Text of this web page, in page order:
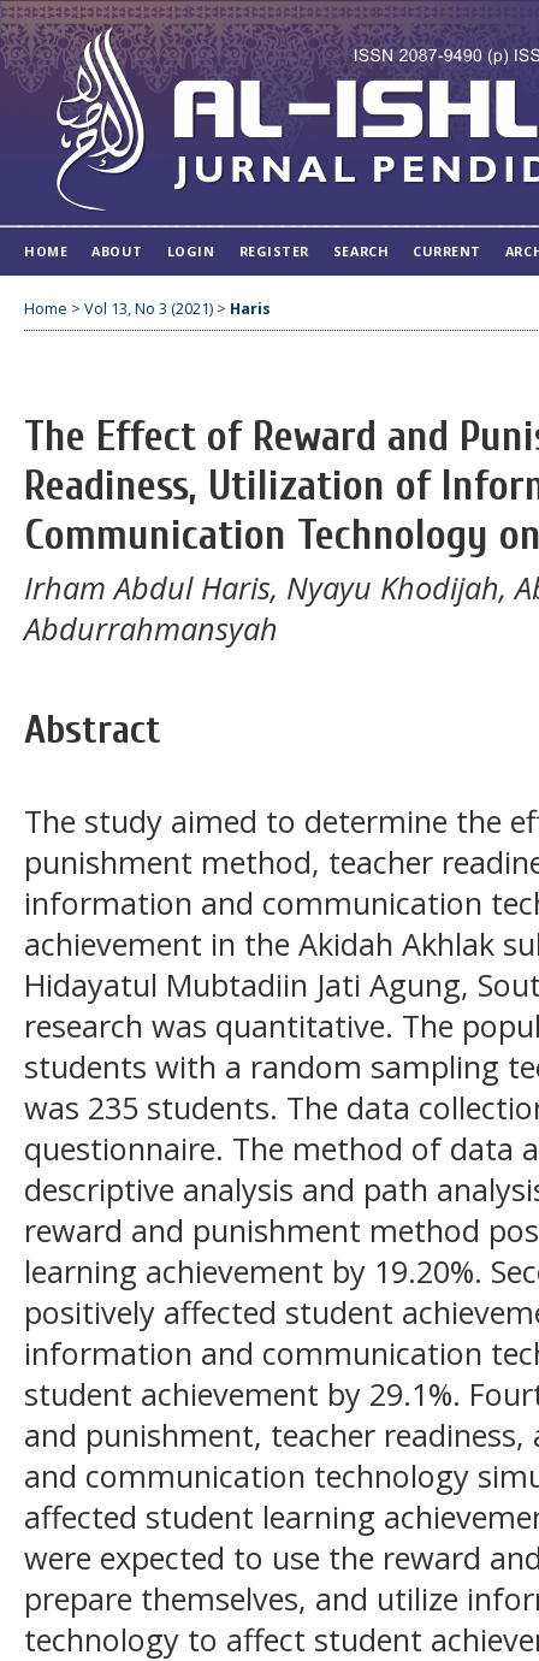
HOME ABOUT LOGIN REGISTER SEARCH CURRENT
Home > Vol 13, No 3 (2021) > Haris
The Effect of Reward and
Readiness, Utilization of
Communication Technology
Irham Abdul Haris, Nyayu Khodijah,
Abdurrahmansyah
Abstract
The study aimed to determine the
punishment method, teacher
information and communication
achievement in the Akidah Akhlak
Hidayatul Mubtadiin Jati Agung,
research was quantitative. The
students with a random sampling
was 235 students. The data
questionnaire. The method of data
descriptive analysis and path
reward and punishment method
learning achievement by 19.20%.
positively affected student
information and communication
student achievement by 29.1%.
and punishment, teacher
and communication technology
affected student learning
were expected to use the reward
prepare themselves, and utilize
technology to affect student